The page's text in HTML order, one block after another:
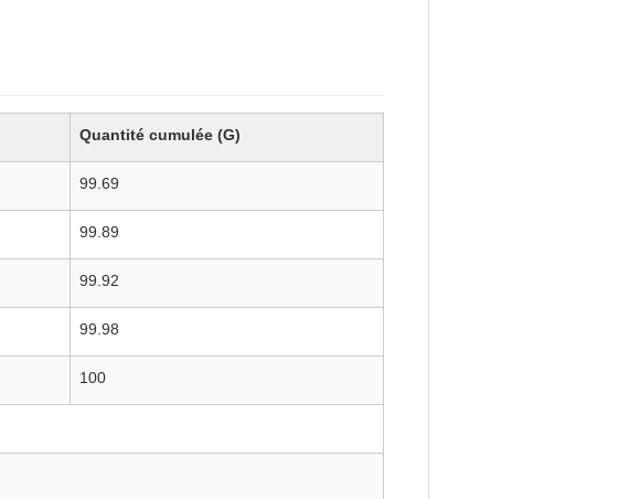
Quantité cumulée (G)
99.69
99.89
99.92
99.98
100